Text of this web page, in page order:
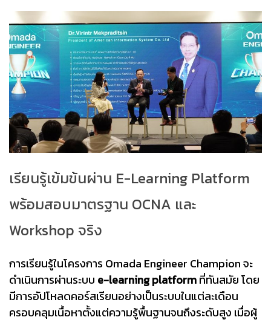
เรียนรู้เข้มข้นผ่าน E-Learning Platform
พร้อมสอบมาตรฐาน OCNA และ
Workshop จริง
การเรียนรู้ในโครงการ Omada Engineer Champion จะ
ดำเนินการผ่านระบบ e-learning platformที่ทันสมัย โดย
มีการอัปโหลดคอร์สเรียนอย่างเป็นระบบในแต่ละเดือน
ครอบคลุมเนื้อหาตั้งแต่ความรู้พื้นฐานจนถึงระดับสูง เมื่อผู้